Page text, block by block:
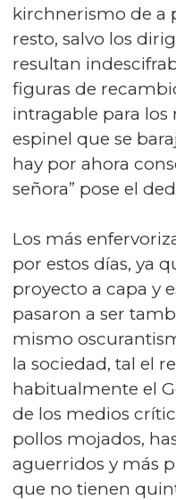
kirchnerismo de a
resto, salvo los
resultan
figuras de
intragable para los
espinel que se
hay por ahora
señora” pose el
Los más
por estos días, ya
proyecto a capa y
pasaron a ser
mismo
la sociedad, tal el
habitualmente el
de los medios
pollos mojados,
aguerridos y más
que no tienen